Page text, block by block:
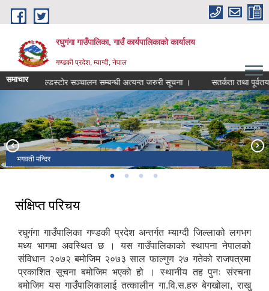
Skip to main content
रघुगंगा गाउँपालिका, गाउँ कार्यपालिकाको कार्यालय
गण्डकी प्रदेश, म्याग्दी, नेपाल
समाचारकोल्डस्टोर सञ्चालन सम्बन्धी अत्यन्त जरुरी सूचना । सतर्कता तथा
भगवती मन्दिर
टोड्के हिल्स
रघुगंगा गाउँपालिका जनप्रतिनिधि
रघुगंगा गाउँपालिका भवन
संक्षिप्त परिचय
रघुगंगा गाउँपालिका गण्डकी प्रदेश अन्तर्गत म्याग्दी जिल्लाको लगभग
मध्य भागमा अवस्थित छ । यस गाउँपालिकाको स्थापना नेपालको
संविधान २०७२ बमोजिम २०७३ साल फाल्गुण २७ गतेको राजपत्रमा
प्रकाशित सूचना बमोजिम भएको हो । स्थानीय तह पुनः संरचना
बमोजिम यस गाउँपालिकालाई तत्कालीन गा.वि.स.हरु बेगखोला, राखु